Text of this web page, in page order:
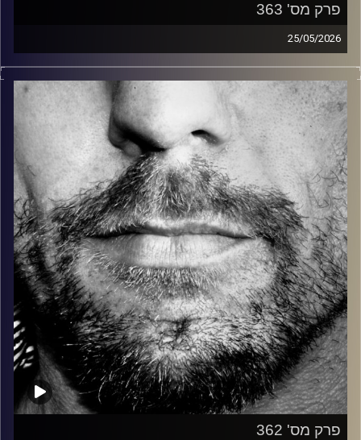
פרק מס' 363
25/05/2026
זיפים, מוזיקה מחוספסת של הופעות חיות. הרבה ג'אם, רוק,
בלוז, bluegrass, ג'אז, Fאנק, פרוגרסיב ואפילו אלקטרוניקה.
כל מה שחי, אמיתי ונושם.
עם שמוליק רגב.
קרדיט תמונות: David Goehring
פרק מס' 362